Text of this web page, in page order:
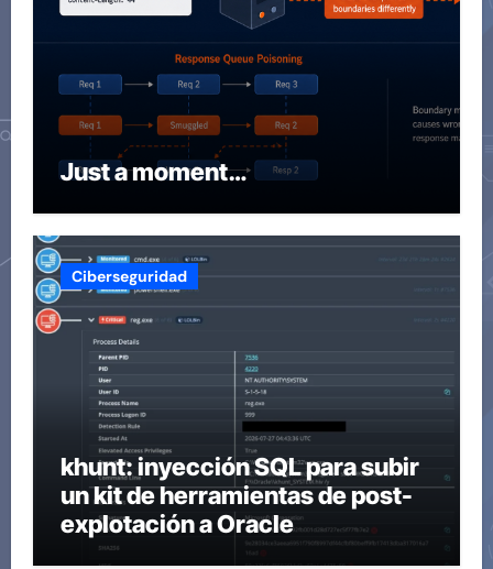
Just a moment…
Ciberseguridad
khunt: inyección SQL para subir
un kit de herramientas de post-
explotación a Oracle